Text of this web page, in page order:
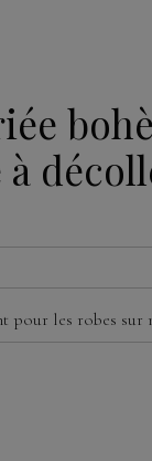
pour les robes sur